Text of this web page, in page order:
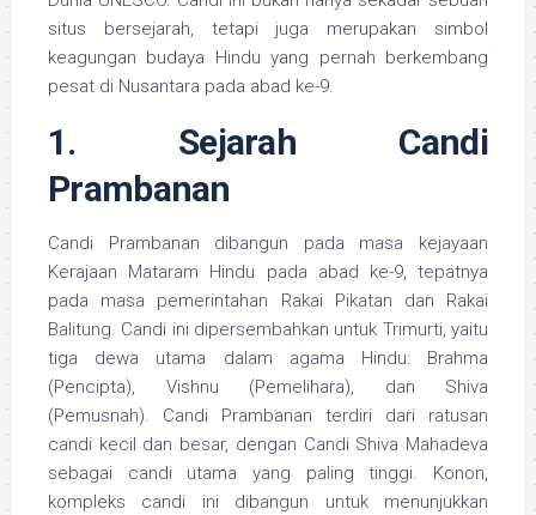
situs bersejarah, tetapi juga merupakan simbol
keagungan budaya Hindu yang pernah berkembang
pesat di Nusantara pada abad ke-9.
1. Sejarah Candi
Prambanan
Candi Prambanan dibangun pada masa kejayaan
Kerajaan Mataram Hindu pada abad ke-9, tepatnya
pada masa pemerintahan Rakai Pikatan dan Rakai
Balitung. Candi ini dipersembahkan untuk Trimurti, yaitu
tiga dewa utama dalam agama Hindu: Brahma
(Pencipta), Vishnu (Pemelihara), dan Shiva
(Pemusnah). Candi Prambanan terdiri dari ratusan
candi kecil dan besar, dengan Candi Shiva Mahadeva
sebagai candi utama yang paling tinggi. Konon,
kompleks candi ini dibangun untuk menunjukkan